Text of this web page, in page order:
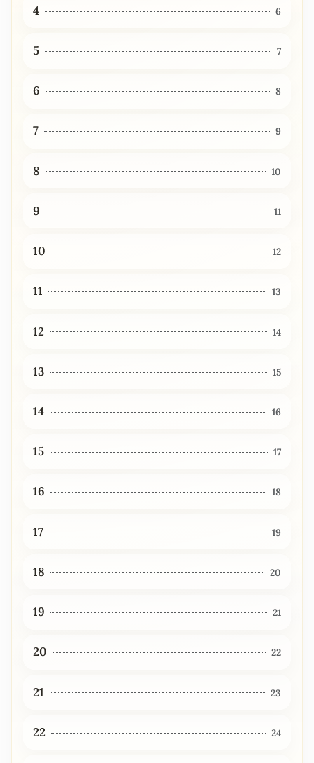
4 6
5 7
6 8
7 9
8 10
9 11
10 12
11 13
12 14
13 15
14 16
15 17
16 18
17 19
18 20
19 21
20 22
21 23
22 24